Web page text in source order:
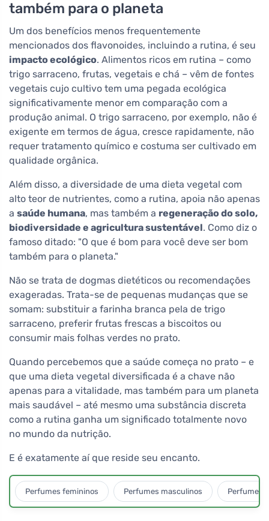
também para o planeta
Um dos benefícios menos frequentemente
mencionados dos flavonoides, incluindo a rutina, é seu
impacto ecológico. Alimentos ricos em rutina – como
trigo sarraceno, frutas, vegetais e chá – vêm de fontes
vegetais cujo cultivo tem uma pegada ecológica
significativamente menor em comparação com a
produção animal. O trigo sarraceno, por exemplo, não é
exigente em termos de água, cresce rapidamente, não
requer tratamento químico e costuma ser cultivado em
qualidade orgânica.
Além disso, a diversidade de uma dieta vegetal com
alto teor de nutrientes, como a rutina, apoia não apenas
a saúde humana, mas também a regeneração do solo,
biodiversidade e agricultura sustentável. Como diz o
famoso ditado: "O que é bom para você deve ser bom
também para o planeta."
Não se trata de dogmas dietéticos ou recomendações
exageradas. Trata-se de pequenas mudanças que se
somam: substituir a farinha branca pela de trigo
sarraceno, preferir frutas frescas a biscoitos ou
consumir mais folhas verdes no prato.
Quando percebemos que a saúde começa no prato – e
que uma dieta vegetal diversificada é a chave não
apenas para a vitalidade, mas também para um planeta
mais saudável – até mesmo uma substância discreta
como a rutina ganha um significado totalmente novo
no mundo da nutrição.
E é exatamente aí que reside seu encanto.
Perfumes femininos Perfumes masculinos Perfumes